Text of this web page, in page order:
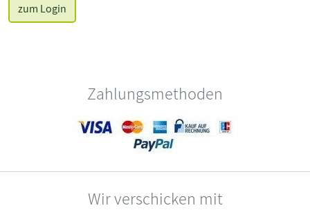
zum Login
Zahlungsmethoden
Wir verschicken mit